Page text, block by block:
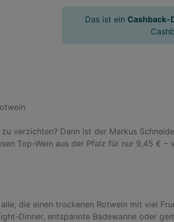
Das ist ein Cashback-
verzichten? Dann ist der Markus
Top-Wein aus der Pfalz für nur 9,45 € –
die einen trockenen Rotwein mit viel
Dinner, entspannte Badewanne oder